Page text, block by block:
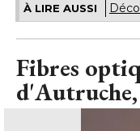
À LIRE AUSSI
Fibres